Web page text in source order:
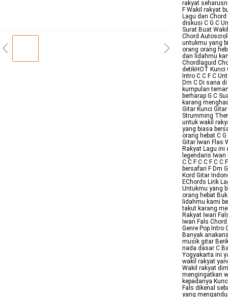
rakyat
F Wakil rakyat
Lagu dan
diskusi C G C
Surat Buat
Chord
untukmu yang
orang orang
dan lidahmu
Chordlaguid
detikHOT Kunci
Intro C C F C
Dm C Di sana
kumpulan
berharap G C
karang
Gitar Kunci
Strumming
untuk wakil
yang biasa
orang hebat C
Gitar Iwan Flas
Rakyat Lagu
legendaris
C C F C C F C
bersafari F Dm
Kord Gitar
EChords Lirik
Untukmu yang
orang hebat
lidahmu kami
takut karang
Rakyat Iwan
Iwan Fals
Genre Pop Intro
Banyak
musik gitar
nada dasar C
Yogyakarta ini
wakil rakyat
Wakil rakyat
mengingatkan
kepadanya
Fals dikenal
yang